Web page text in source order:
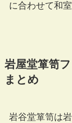
に合わせて和
岩屋堂箪笥
まとめ
岩谷堂箪笥は